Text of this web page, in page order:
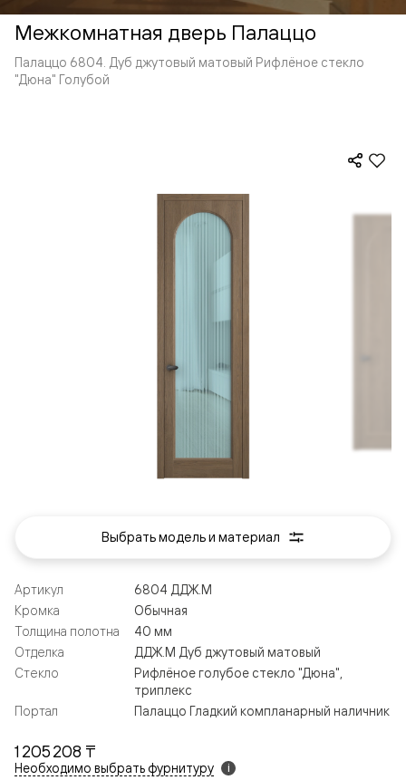
Межкомнатная дверь Палаццо
Палаццо 6804. Дуб джутовый матовый Рифлёное стекло
"Дюна" Голубой
1 205 208 ₸
Необходимо выбрать фурнитуру i
Артикул
6804 ДДЖ.М
Кромка
Обычная
Толщина полотна
40 мм
Отделка
ДДЖ.М Дуб джутовый матовый
Стекло
Рифлёное голубое стекло "Дюна",
триплекс
Портал
Палаццо Гладкий компланарный наличник
Выбрать модель и материал